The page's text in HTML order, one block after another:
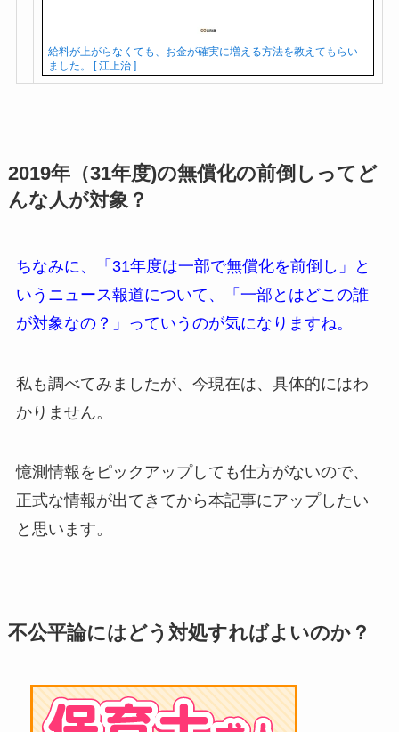
給料が上がらなくても、お金が確実に増える方法を教えてもらい
ました。 [ 江上治 ]
2019年（31年度)の無償化の前倒しってど
んな人が対象？
ちなみに、「31年度は一部で無償化を前倒し」と
いうニュース報道について、「一部とはどこの誰
が対象なの？」っていうのが気になりますね。
私も調べてみましたが、今現在は、具体的にはわ
かりません。
憶測情報をピックアップしても仕方がないので、
正式な情報が出てきてから本記事にアップしたい
と思います。
不公平論にはどう対処すればよいのか？